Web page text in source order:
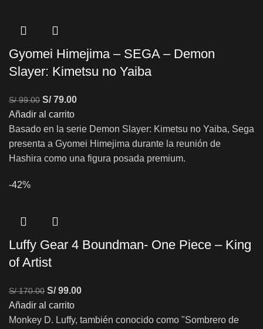
Gyomei Himejima – SEGA – Demon
Slayer: Kimetsu no Yaiba
S/99.00 S/79.00
Añadir al carrito
Basado en la serie Demon Slayer: Kimetsu no Yaiba, Sega
presenta a Gyomei Himejima durante la reunión de
Hashira como una figura posada premium.
-42%
Luffy Gear 4 Boundman- One Piece – King
of Artist
S/170.00 S/99.00
Añadir al carrito
Monkey D. Luffy, también conocido como "Sombrero de